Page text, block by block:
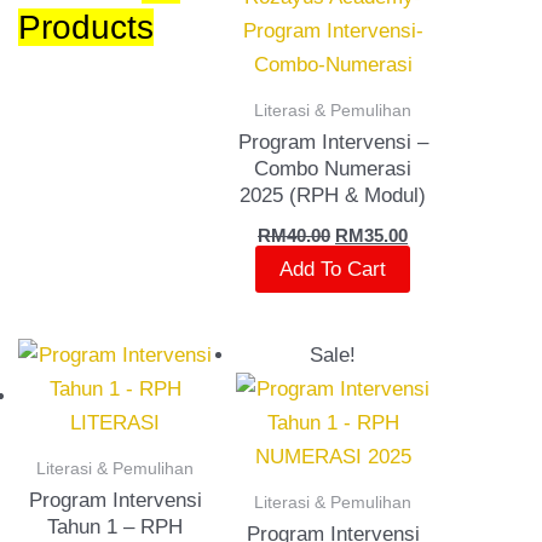
Products
Literasi & Pemulihan
Program Intervensi –
Combo Numerasi
2025 (RPH & Modul)
RM40.00 RM35.00
Add To Cart
Literasi & Pemulihan
Program Intervensi
Tahun 1 – RPH
Sale!
Literasi & Pemulihan
Program Intervensi
Original
was:
RM25.00.
is: